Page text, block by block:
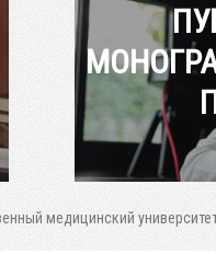
медицинский